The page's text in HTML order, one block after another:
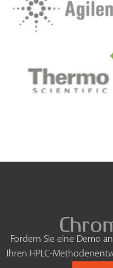
Fordern Sie eine Demo
Ihren HPLC-